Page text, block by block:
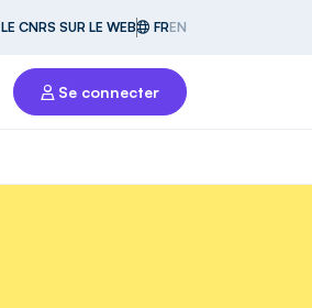
LE CNRS SUR LE WEB FREN
Se connecter